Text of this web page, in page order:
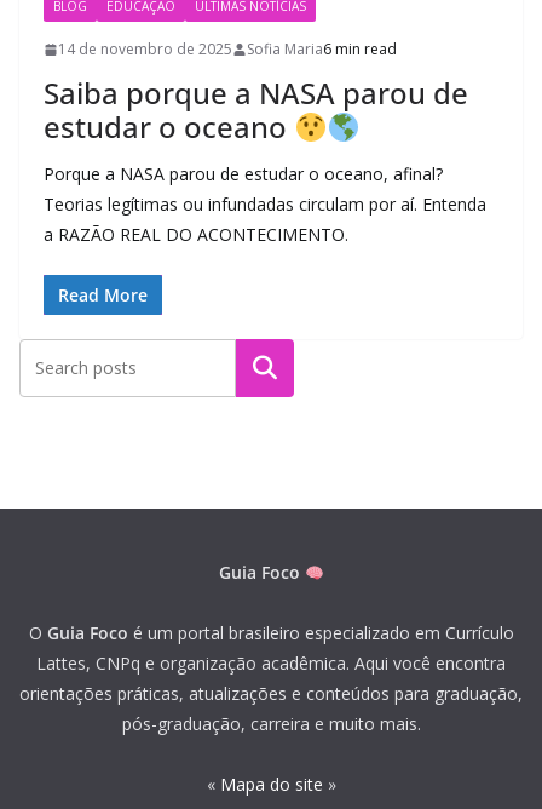
BLOG EDUCAÇÃO ÚLTIMAS NOTÍCIAS
14 de novembro de 2025 Sofia Maria6 min read
Saiba porque a NASA parou de
estudar o oceano
Porque a NASA parou de estudar o oceano, afinal?
Teorias legítimas ou infundadas circulam por aí. Entenda
a RAZÃO REAL DO ACONTECIMENTO.
Read More
Pesquisar
Guia Foco
O Guia Foco é um portal brasileiro especializado em Currículo
Lattes, CNPq e organização acadêmica. Aqui você encontra
orientações práticas, atualizações e conteúdos para graduação,
pós-graduação, carreira e muito mais.
« Mapa do site »